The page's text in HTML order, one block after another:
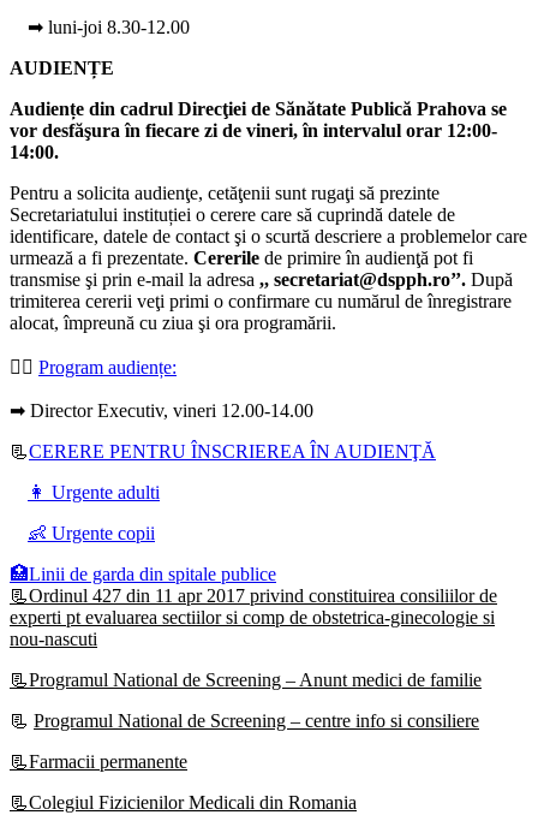
➡ luni-joi 8.30-12.00
AUDIENȚE
Audiențe din cadrul Direcţiei de Sănătate Publică Prahova se
vor desfăşura în fiecare zi de vineri, în intervalul orar 12:00-
14:00.
Pentru a solicita audienţe, cetăţenii sunt rugaţi să prezinte
Secretariatului instituției o cerere care să cuprindă datele de
identificare, datele de contact şi o scurtă descriere a problemelor care
urmează a fi prezentate. Cererile de primire în audienţă pot fi
transmise şi prin e-mail la adresa ,, secretariat@dspph.ro’’. După
trimiterea cererii veţi primi o confirmare cu numărul de înregistrare
alocat, împreună cu ziua şi ora programării.
👩‍⚕️ Program audiențe:
➡ Director Executiv, vineri 12.00-14.00
📃CERERE PENTRU ÎNSCRIEREA ÎN AUDIENŢĂ
👩 Urgente adulti
👶 Urgente copii
🏥Linii de garda din spitale publice
📃Ordinul 427 din 11 apr 2017 privind constituirea consiliilor de
experti pt evaluarea sectiilor si comp de obstetrica-ginecologie si
nou-nascuti
📃Programul National de Screening – Anunt medici de familie
📃 Programul National de Screening – centre info si consiliere
📃Farmacii permanente
📃Colegiul Fizicienilor Medicali din Romania